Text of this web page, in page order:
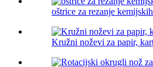
oštrice za rezanje
Kružni noževi za papir,